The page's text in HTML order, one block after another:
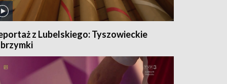
z Lubelskiego: Tyszowieckie